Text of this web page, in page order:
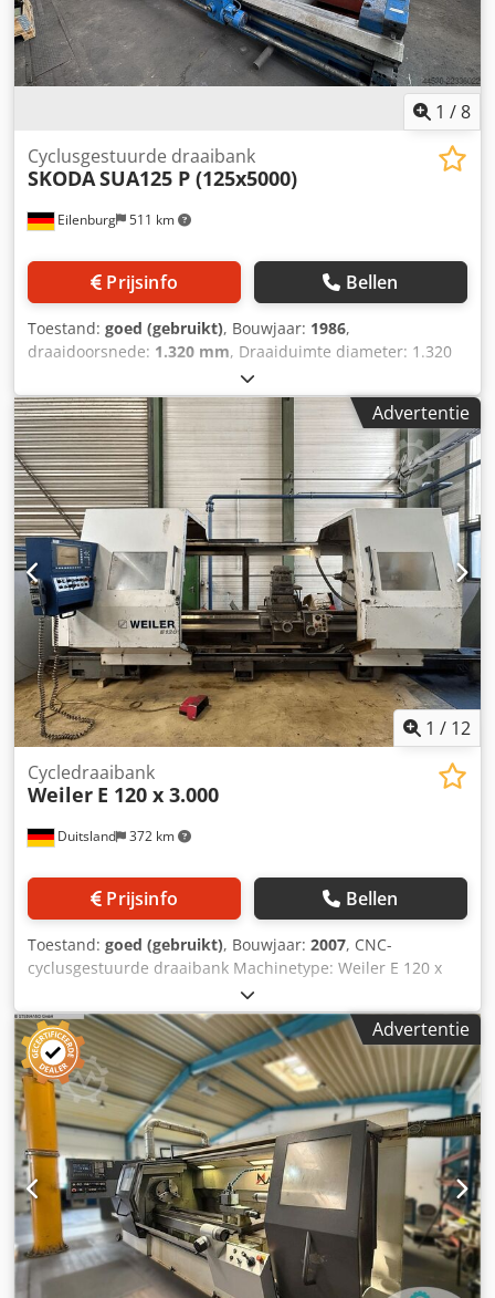
1 /8
Eilenburg 511 km
Cyclusgestuurde draaibank
SKODASUA125 P (125x5000)
Prijsinfo Bellen
Toestand: goed (gebruikt), Bouwjaar: 1986,
draaidoorsnede: 1.320 mm, Draaiduimte diameter: 1.320
mm Draailengte: 5.000 mm Draaiomtrek diameter: 1.250
mm Werkstukgewicht: 14 t Draaiduimte diameter boven
support: 900 - 950 mm Dkjdpezlyu Aofx Afzjr Totaal
opgenomen vermogen: 45 kW Machinegewicht ca.: 18 t
Advertentie
1 / 12
Duitsland 372 km
Cycledraaibank
Weiler E 120 x 3.000
Prijsinfo Bellen
Toestand: goed (gebruikt), Bouwjaar: 2007, CNC-
cyclusgestuurde draaibank Machinetype: Weiler E 120 x
3.000 Besturing: Weiler D3 Bouwjaar: 2007 Bedrijfstijd: ca.
41.000 uur TECHNISCHE GEGEVENS Max. draailengte: 3.000
mm Draaidiameter: 830 mm Max. draaidiameter boven
bed: 1.200 mm Bedbreedte: 600 mm Spilboring: 165 mm
Spilkop DIN55027 Gr 15 Klopplaat: Forkardt 3KS 800mm
Toerentalbereik: 1 – 280 / 4 – 900 min⁻¹ Aantal
overbrengingen: 2 Draaimoment: 8.000 Nm Aantal
revolvers: 1 Sauter 4-voudige revolverkop voor 140 mm
opnames Pinol Pinooldiameter: 140 mm Dkedpfx Aezizd
Tofzsr Pinoolslag: 400 mm Uitrusting Elektronisch handwiel
Hydraulische krachtklauwplaat Forkardt 3KS 800mm
Spaanafvoer
Advertentie